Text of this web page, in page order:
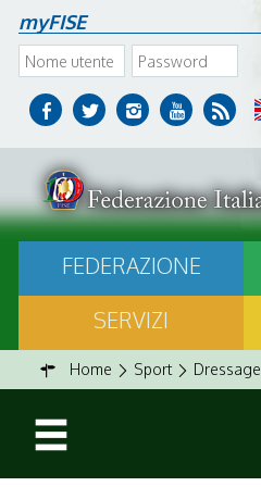
myFISE
FEDERAZIONE
SERVIZI
Home Sport Dressage